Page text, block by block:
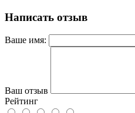
Написать отзыв
Ваше имя:
Ваш отзыв
Рейтинг